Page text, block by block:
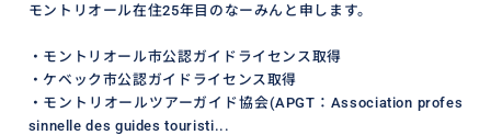
モントリオール在住25年目のなーみんと申します。
・モントリオール市公認ガイドライセンス取得
・ケベック市公認ガイドライセンス取得
・モントリオールツアーガイド協会(APGT：Association profes
sinnelle des guides touristi...